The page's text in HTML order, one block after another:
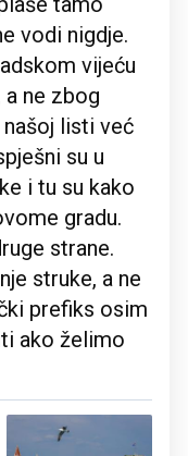
vodi nigdje.
vijeću
ne zbog
listi već
su u
i tu su kako
gradu.
strane.
struke, a ne
prefiks osim
ako želimo